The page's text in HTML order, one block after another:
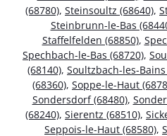
(68780), Steinsoultz (68640),
Steinbrunn-le-Bas
Staffelfelden (68850),
Spechbach-le-Bas (68720),
(68140), Soultzbach-les-Bains
(68360), Soppe-le-Haut
Sondersdorf (68480),
(68240), Sierentz (68510),
Seppois-le-Haut (68580),